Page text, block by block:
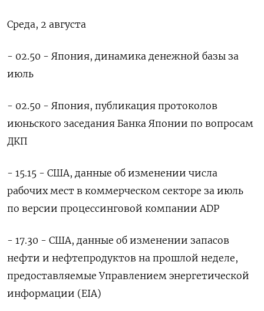
Среда, 2 августа
- 02.50 - Япония, динамика денежной базы за
июль
- 02.50 - Япония, публикация протоколов
июньского заседания Банка Японии по вопросам
ДКП
- 15.15 - США, данные об изменении числа
рабочих мест в коммерческом секторе за июль
по версии процессинговой компании ADP
- 17.30 - США, данные об изменении запасов
нефти и нефтепродуктов на прошлой неделе,
предоставляемые Управлением энергетической
информации (EIA)